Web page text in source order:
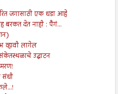
जगासाठी एक धडा आहे
बरकत देत नाही : पैगं...
व्हावी लागेल
उद्घाटन
संधी